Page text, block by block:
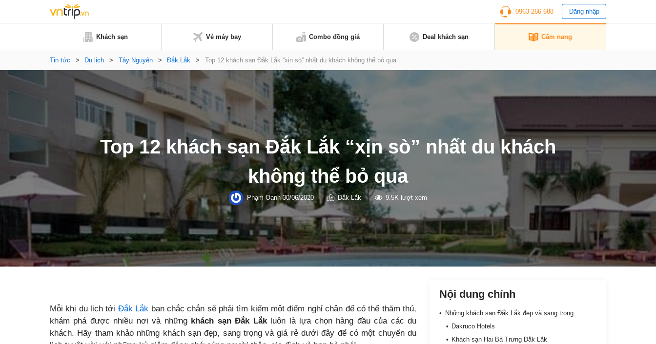
0963 266 688 Đăng nhập
Khách sạn Vé máy bay Combo đồng giá Deal khách sạn Cẩm nang
Tin tức > Du lịch > Tây Nguyên > Đắk Lắk > Top 12 khách sạn Đắk Lắk “xịn sò” nhất du khách không thể bỏ qua
Top 12 khách sạn Đắk Lắk “xịn sò” nhất du khách
không thể bỏ qua
Phạm Oanh30/06/2020 Đắk Lắk 9.5K lượt xem
Mỗi khi du lịch tới Đắk Lắk bạn chắc chắn sẽ phải tìm kiếm một điểm nghỉ chân để có thể thăm thú,
khám phá được nhiều nơi và những khách sạn Đắk Lắkluôn là lựa chọn hàng đầu của các du
khách. Hãy tham khảo những khách sạn đẹp, sang trọng và giá rẻ dưới đây để có một chuyến du
Nội dung chính
Những khách sạn Đắk Lắk đẹp và sang trọng
Dakruco Hotels
Khách sạn Hai Bà Trưng Đắk Lắk